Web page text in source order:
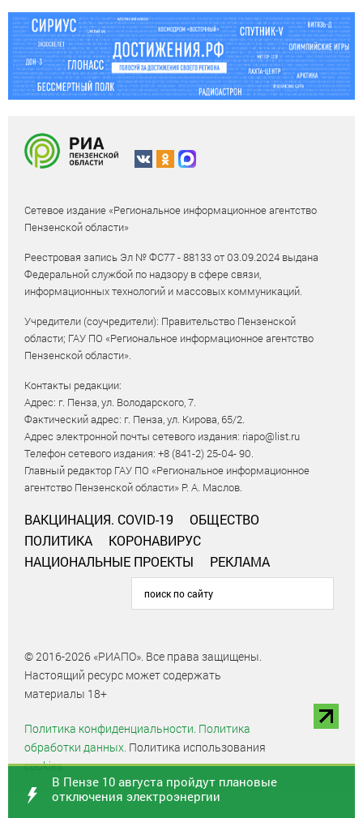
Сетевое издание «Региональное информационное агентство
Пензенской области»
Реестровая запись Эл № ФС77 - 88133 от 03.09.2024 выдана
Федеральной службой по надзору в сфере связи,
информационных технологий и массовых коммуникаций.
Учредители (соучредители): Правительство Пензенской
области; ГАУ ПО «Региональное информационное агентство
Пензенской области».
Контакты редакции:
Адрес: г. Пенза, ул. Володарского, 7.
Фактический адрес: г. Пенза, ул. Кирова, 65/2.
Адрес электронной почты сетевого издания: riapo@list.ru
Телефон сетевого издания: +8 (841-2) 25-04- 90.
Главный редактор ГАУ ПО «Региональное информационное
агентство Пензенской области» Р. А. Маслов.
ВАКЦИНАЦИЯ. COVID-19
ОБЩЕСТВО
ПОЛИТИКА
КОРОНАВИРУС
НАЦИОНАЛЬНЫЕ ПРОЕКТЫ
РЕКЛАМА
© 2016-2026 «РИАПО». Все права защищены.
Настоящий ресурс может содержать
материалы 18+
Политика конфиденциальности. Политика
обработки данных. Политика использования
cookies
В Пензе 10 августа пройдут плановые
отключения электроэнергии